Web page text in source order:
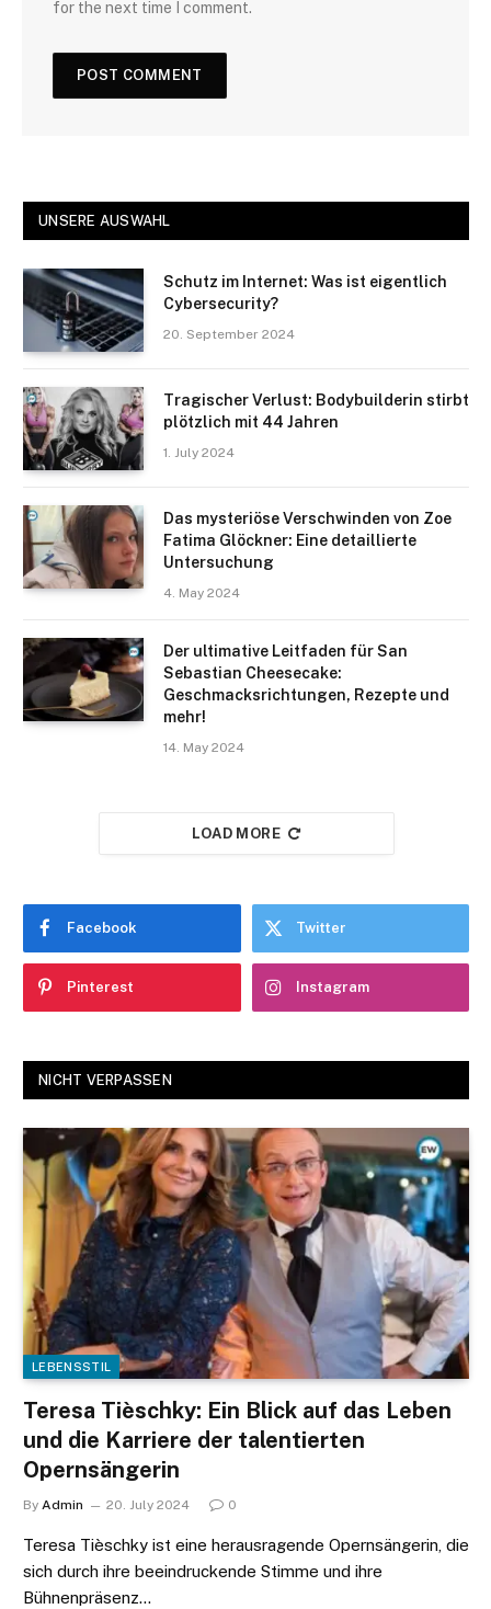
for the next time I comment.
UNSERE AUSWAHL
Schutz im Internet: Was ist eigentlich
Cybersecurity?
20. September 2024
Tragischer Verlust: Bodybuilderin stirbt
plötzlich mit 44 Jahren
1. July 2024
Das mysteriöse Verschwinden von Zoe
Fatima Glöckner: Eine detaillierte
Untersuchung
4. May 2024
Der ultimative Leitfaden für San
Sebastian Cheesecake:
Geschmacksrichtungen, Rezepte und
mehr!
14. May 2024
LOAD MORE
Facebook Twitter
Pinterest Instagram
NICHT VERPASSEN
LEBENSSTIL
Teresa Tièschky: Ein Blick auf das Leben
und die Karriere der talentierten
Opernsängerin
By Admin 20. July 2024 0
Teresa Tièschky ist eine herausragende Opernsängerin, die
sich durch ihre beeindruckende Stimme und ihre
Bühnenpräsenz…